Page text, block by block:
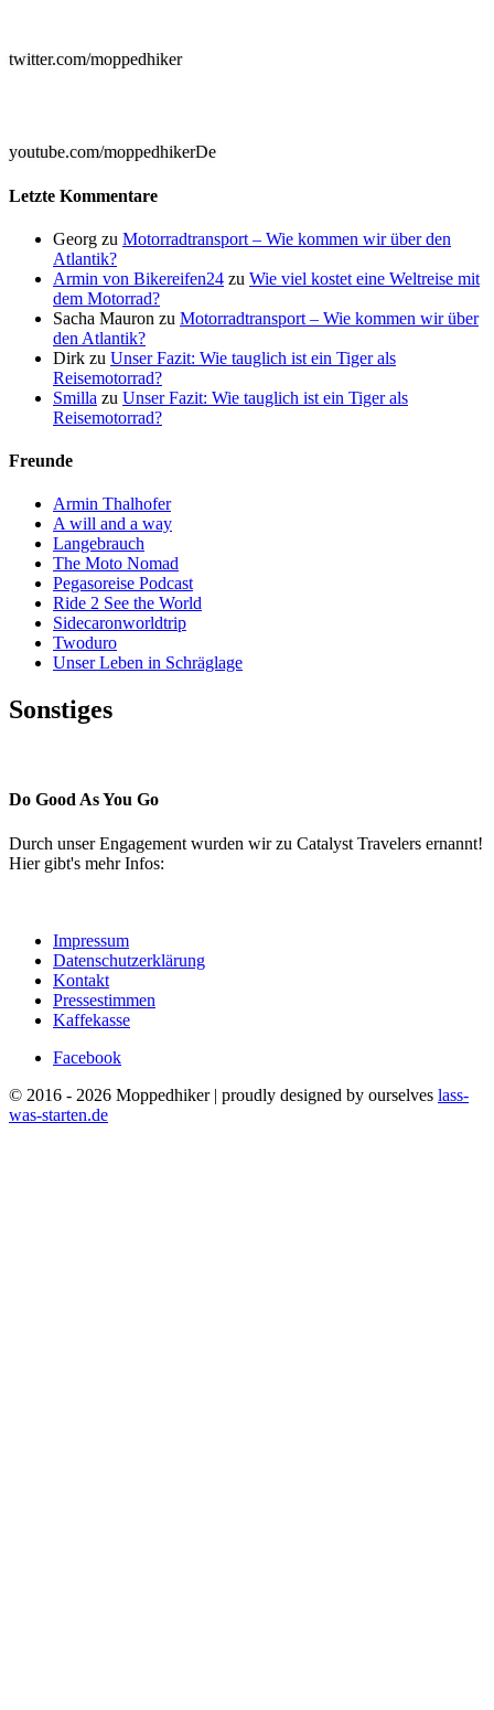
twitter.com/moppedhiker
youtube.com/moppedhikerDe
Letzte Kommentare
Georg zu Motorradtransport – Wie kommen wir über den
Atlantik?
Armin von Bikereifen24 zu Wie viel kostet eine Weltreise mit
dem Motorrad?
Sacha Mauron zu Motorradtransport – Wie kommen wir über
den Atlantik?
Dirk zu Unser Fazit: Wie tauglich ist ein Tiger als
Reisemotorrad?
Smilla zu Unser Fazit: Wie tauglich ist ein Tiger als
Reisemotorrad?
Freunde
Armin Thalhofer
A will and a way
Langebrauch
The Moto Nomad
Pegasoreise Podcast
Ride 2 See the World
Sidecaronworldtrip
Twoduro
Unser Leben in Schräglage
Sonstiges
Do Good As You Go
Durch unser Engagement wurden wir zu Catalyst Travelers ernannt!
Hier gibt's mehr Infos:
Impressum
Datenschutzerklärung
Kontakt
Pressestimmen
Kaffekasse
Facebook
© 2016 - 2026 Moppedhiker | proudly designed by ourselves lass-
was-starten.de